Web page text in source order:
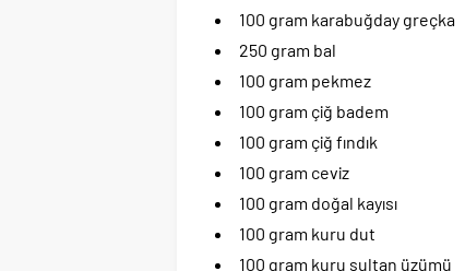
100 gram karabuğday greçka
250 gram bal
100 gram pekmez
100 gram çiğ badem
100 gram çiğ fındık
100 gram ceviz
100 gram doğal kayısı
100 gram kuru dut
100 gram kuru sultan üzümü